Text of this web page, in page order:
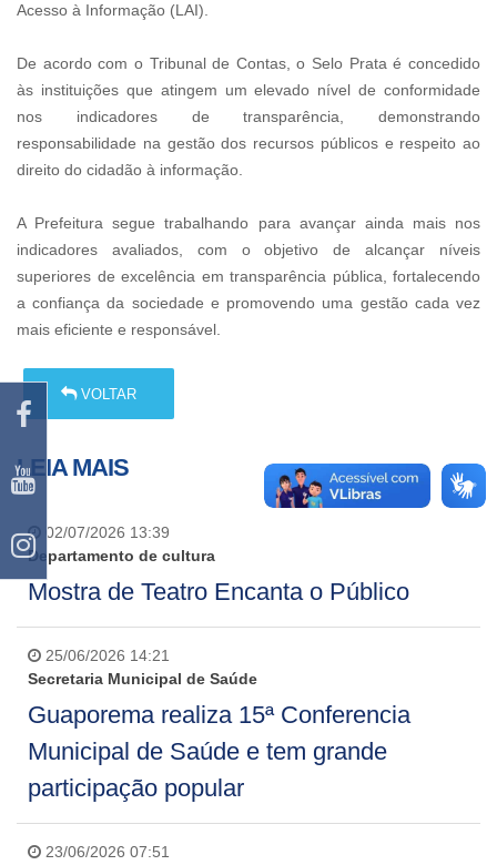
Acesso à Informação (LAI).
De acordo com o Tribunal de Contas, o Selo Prata é concedido
às instituições que atingem um elevado nível de conformidade
nos indicadores de transparência, demonstrando
responsabilidade na gestão dos recursos públicos e respeito ao
direito do cidadão à informação.
A Prefeitura segue trabalhando para avançar ainda mais nos
indicadores avaliados, com o objetivo de alcançar níveis
superiores de excelência em transparência pública, fortalecendo
a confiança da sociedade e promovendo uma gestão cada vez
mais eficiente e responsável.
VOLTAR
LEIA MAIS
02/07/2026 13:39
Departamento de cultura
Mostra de Teatro Encanta o Público
25/06/2026 14:21
Secretaria Municipal de Saúde
Guaporema realiza 15ª Conferencia
Municipal de Saúde e tem grande
participação popular
23/06/2026 07:51